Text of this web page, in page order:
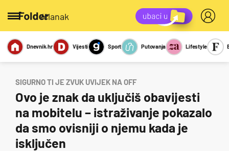
/članak
Miks Kviz
Report
Sexy
Dnevnik.hr Vijesti Sport Putovanja Lifestyle
SIGURNO TI JE ZVUK UVIJEK NA OFF
Ovo je znak da uključiš obavijesti
na mobitelu – istraživanje pokazalo
da smo ovisniji o njemu kada je
isključen